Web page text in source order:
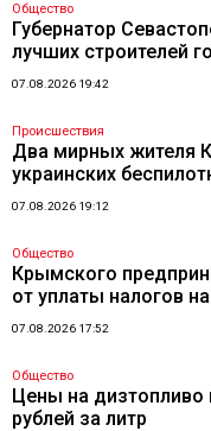
Общество
Губернатор
лучших строителей
07.08.2026 19:42
Происшествия
Два мирных жителя
украинских
07.08.2026 19:12
Общество
Крымского
от уплаты налогов
07.08.2026 17:52
Общество
Цены на
рублей за литр